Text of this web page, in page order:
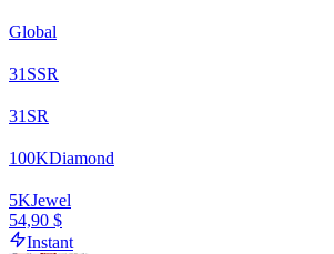
Global
31 SSR
31 SR
100KDiamond
5KJewel
54,90 $
Instant